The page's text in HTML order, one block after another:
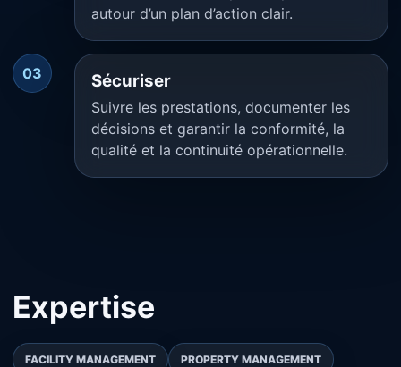
autour d’un plan d’action clair.
03 Sécuriser
Suivre les prestations, documenter les
décisions et garantir la conformité, la
qualité et la continuité opérationnelle.
Expertise
FACILITY MANAGEMENT PROPERTY MANAGEMENT